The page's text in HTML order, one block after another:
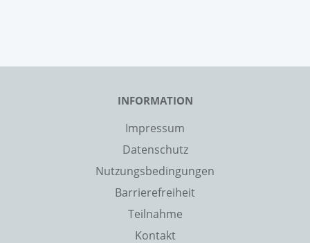
INFORMATION
Impressum
Datenschutz
Nutzungsbedingungen
Barrierefreiheit
Teilnahme
Kontakt